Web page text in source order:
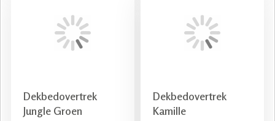
Dekbedovertrek
Jungle Groen
Dekbedovertrek
Kamille